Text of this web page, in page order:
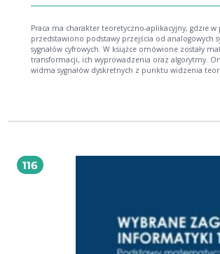
Praca ma charakter teoretyczno-aplikacyjny, gdzie w
przedstawiono podstawy przejścia od analogowych sygnałów
sygnałów cyfrowych. W książce omówione zostały matematyczne podstawy różnych
transformacji, ich wyprowadzenia oraz algorytmy. Omówiono także interpretacje
widma sygnałów dyskretnych z punktu widzenia teorii jak i zastosowań praktycznych.
116